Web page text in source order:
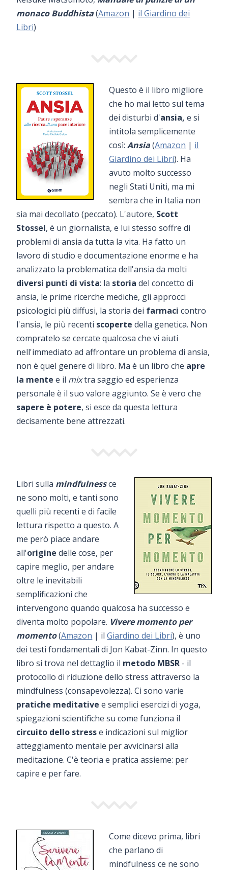
monaco Buddhista(Amazon | il Giardino dei
Libri)
Questo è il libro migliore
che ho mai letto sul tema
dei disturbi d'ansia,e si
intitola semplicemente
così:Ansia(Amazon | il
Giardino dei Libri). Ha
avuto molto successo
negli Stati Uniti, ma mi
sembra che in Italia non
sia mai decollato (peccato). L'autore, Scott
Stossel, è un giornalista, e lui stesso soffre di
problemi di ansia da tutta la vita. Ha fatto un
lavoro di studio e documentazione enorme e ha
analizzato la problematica dell'ansia da molti
diversi punti di vista: la storia del concetto di
ansia, le prime ricerche mediche, gli approcci
psicologici più diffusi, la storia dei farmaci contro
l'ansia, le più recenti scoperte della genetica. Non
compratelo se cercate qualcosa che vi aiuti
nell'immediato ad affrontare un problema di ansia,
non è quel genere di libro. Ma è un libro che apre
la mente e il mixtra saggio ed esperienza
personale è il suo valore aggiunto. Se è vero che
sapere è potere, si esce da questa lettura
decisamente bene attrezzati.
Libri sulla mindfulnessce
ne sono molti, e tanti sono
quelli più recenti e di facile
lettura rispetto a questo. A
me però piace andare
all'origine delle cose, per
capire meglio, per andare
oltre le inevitabili
semplificazioni che
intervengono quando qualcosa ha successo e
diventa molto popolare. Vivere momento per
momento(Amazon | ilGiardino dei Libri), è uno
dei testi fondamentali di Jon Kabat-Zinn. In questo
libro si trova nel dettaglio il metodo MBSR - il
protocollo di riduzione dello stress attraverso la
mindfulness (consapevolezza). Ci sono varie
pratiche meditativee semplici esercizi di yoga,
spiegazioni scientifiche su come funziona il
circuito dello stresse indicazioni sul miglior
atteggiamento mentale per avvicinarsi alla
meditazione. C'è teoria e pratica assieme: per
capire e per fare.
Come dicevo prima, libri
che parlano di
mindfulness ce ne sono